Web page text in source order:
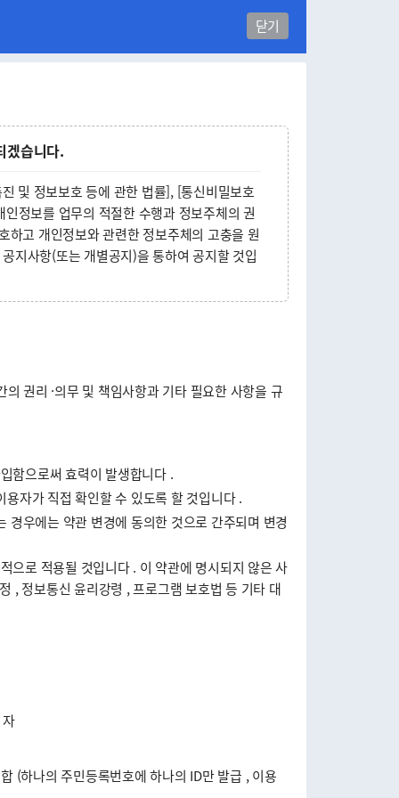
닫기
겠습니다.
및 정보보호 등에 관한 법률], [통신비밀보호
정보를 업무의 적절한 수행과 정보주체의 권
하고 개인정보와 관련한 정보주체의 고충을 원
지사항(또는 개별공지)을 통하여 공지할 것입
권리 ·의무 및 책임사항과 기타 필요한 사항을 규
함으로써 효력이 발생합니다 .
자가 직접 확인할 수 있도록 할 것입니다 .
우에는 약관 변경에 동의한 것으로 간주되며 변경
으로 적용될 것입니다 . 이 약관에 명시되지 않은 사
, 정보통신 윤리강령 , 프로그램 보호법 등 기타 대
(하나의 주민등록번호에 하나의 ID만 발급 , 이용